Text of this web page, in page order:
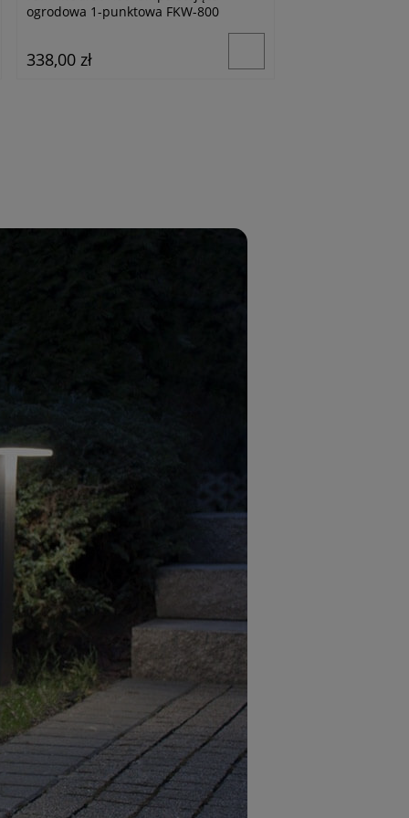
ogrodowa 1-punktowa FKW-800
338,00 zł